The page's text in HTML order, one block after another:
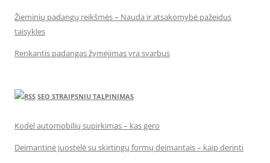
Žieminių padangų reikšmės – Nauda ir atsakomybė pažeidus
taisykles
Renkantis padangas žymėjimas yra svarbus
SEO STRAIPSNIU TALPINIMAS
Kodėl automobilių supirkimas – kas gero
Deimantinė juostelė su skirtingų formų deimantais – kaip derinti